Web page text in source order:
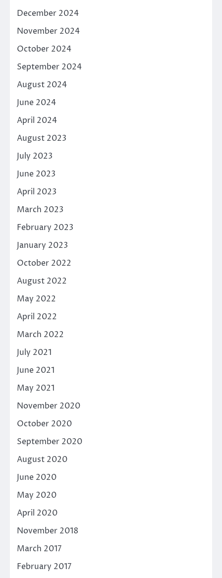
December 2024
November 2024
October 2024
September 2024
August 2024
June 2024
April 2024
August 2023
July 2023
June 2023
April 2023
March 2023
February 2023
January 2023
October 2022
August 2022
May 2022
April 2022
March 2022
July 2021
June 2021
May 2021
November 2020
October 2020
September 2020
August 2020
June 2020
May 2020
April 2020
November 2018
March 2017
February 2017